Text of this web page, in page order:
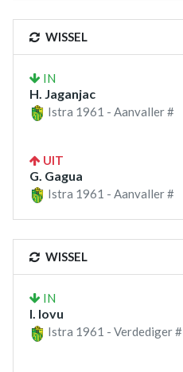
WISSEL
IN
H. Jaganjac
Istra 1961 - Aanvaller #
UIT
G. Gagua
Istra 1961 - Aanvaller #
WISSEL
IN
I. Iovu
Istra 1961 - Verdediger #